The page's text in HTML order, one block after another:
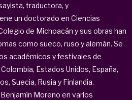
traductora, y
un doctorado en Ciencias
de Michoacán y sus obras han
como sueco, ruso y alemán. Se
académicos y festivales de
Estados Unidos, España,
Suecia, Rusia y Finlandia.
Moreno en varios